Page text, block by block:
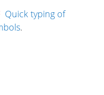
Quick typing of
.